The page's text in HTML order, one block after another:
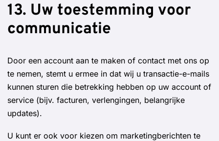
13. Uw toestemming voor
communicatie
Door een account aan te maken of contact met ons op
te nemen, stemt u ermee in dat wij u transactie-e-mails
kunnen sturen die betrekking hebben op uw account of
service (bijv. facturen, verlengingen, belangrijke
updates).
U kunt er ook voor kiezen om marketingberichten te